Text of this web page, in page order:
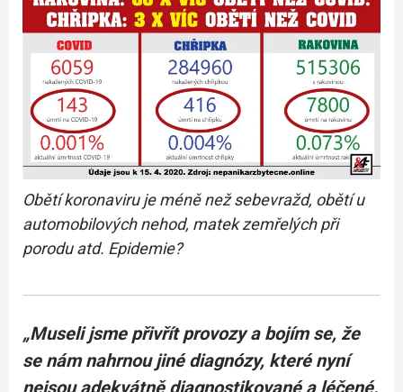
Obětí koronaviru je méně než sebevražd, obětí u
automobilových nehod, matek zemřelých při
porodu atd. Epidemie?
„Museli jsme přivřít provozy a bojím se, že
se nám nahrnou jiné diagnózy, které nyní
nejsou adekvátně diagnostikované a léčené.